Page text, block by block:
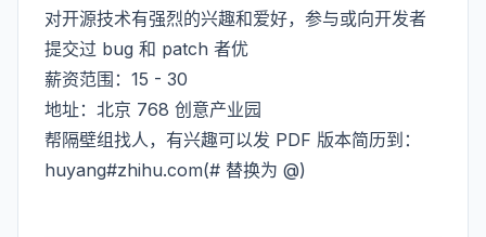
对开源技术有强烈的兴趣和爱好，参与或向开发者
提交过 bug 和 patch 者优
薪资范围：15 - 30
地址：北京 768 创意产业园
帮隔壁组找人，有兴趣可以发 PDF 版本简历到：
huyang#zhihu.com(# 替换为 @)